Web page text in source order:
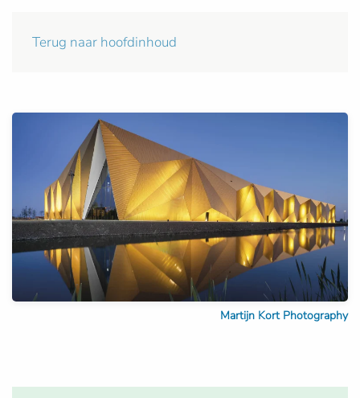
Terug naar hoofdinhoud
Martijn Kort Photography